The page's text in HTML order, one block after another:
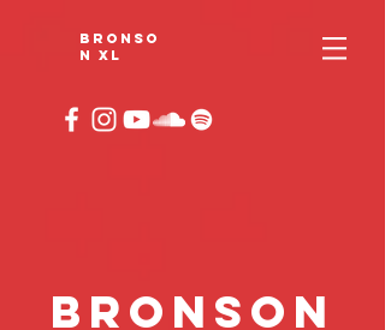
BRONSO
N XL
BRONSON